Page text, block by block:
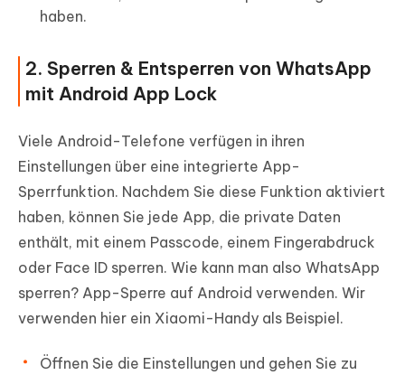
haben.
2. Sperren & Entsperren von WhatsApp
mit Android App Lock
Viele Android-Telefone verfügen in ihren
Einstellungen über eine integrierte App-
Sperrfunktion. Nachdem Sie diese Funktion aktiviert
haben, können Sie jede App, die private Daten
enthält, mit einem Passcode, einem Fingerabdruck
oder Face ID sperren. Wie kann man also WhatsApp
sperren? App-Sperre auf Android verwenden. Wir
verwenden hier ein Xiaomi-Handy als Beispiel.
Öffnen Sie die Einstellungen und gehen Sie zu